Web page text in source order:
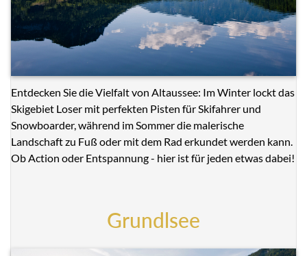
Entdecken Sie die Vielfalt von Altaussee: Im Winter lockt das
Skigebiet Loser mit perfekten Pisten für Skifahrer und
Snowboarder, während im Sommer die malerische
Landschaft zu Fuß oder mit dem Rad erkundet werden kann.
Ob Action oder Entspannung - hier ist für jeden etwas dabei!
Grundlsee